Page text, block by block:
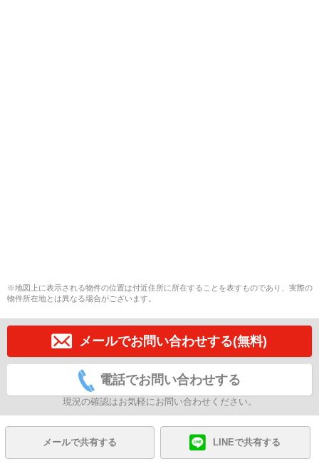
※地図上に表示される物件の位置は付近住所に所在することを表すものであり、実際の
物件所在地とは異なる場合がございます。
メールでお問い合わせする(無料)
電話でお問い合わせする
現況の確認はお気軽にお問い合わせください。
メールで共有する LINEで共有する